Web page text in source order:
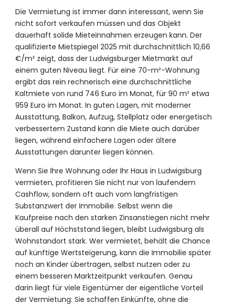
Die Vermietung ist immer dann interessant, wenn Sie
nicht sofort verkaufen müssen und das Objekt
dauerhaft solide Mieteinnahmen erzeugen kann. Der
qualifizierte Mietspiegel 2025 mit durchschnittlich 10,66
€/m² zeigt, dass der Ludwigsburger Mietmarkt auf
einem guten Niveau liegt. Für eine 70-m²-Wohnung
ergibt das rein rechnerisch eine durchschnittliche
Kaltmiete von rund 746 Euro im Monat, für 90 m² etwa
959 Euro im Monat. In guten Lagen, mit moderner
Ausstattung, Balkon, Aufzug, Stellplatz oder energetisch
verbessertem Zustand kann die Miete auch darüber
liegen, während einfachere Lagen oder ältere
Ausstattungen darunter liegen können.
Wenn Sie Ihre Wohnung oder Ihr Haus in Ludwigsburg
vermieten, profitieren Sie nicht nur von laufendem
Cashflow, sondern oft auch vom langfristigen
Substanzwert der Immobilie. Selbst wenn die
Kaufpreise nach den starken Zinsanstiegen nicht mehr
überall auf Höchststand liegen, bleibt Ludwigsburg als
Wohnstandort stark. Wer vermietet, behält die Chance
auf künftige Wertsteigerung, kann die Immobilie später
noch an Kinder übertragen, selbst nutzen oder zu
einem besseren Marktzeitpunkt verkaufen. Genau
darin liegt für viele Eigentümer der eigentliche Vorteil
der Vermietung: Sie schaffen Einkünfte, ohne die